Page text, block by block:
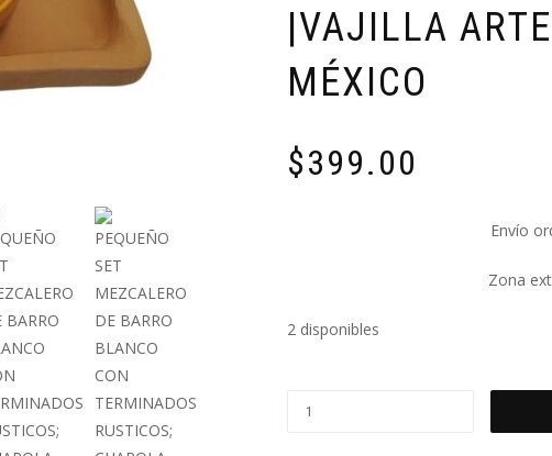
|VAJILLA
MÉXICO
$399.00
Envío
Zona
2 disponibles